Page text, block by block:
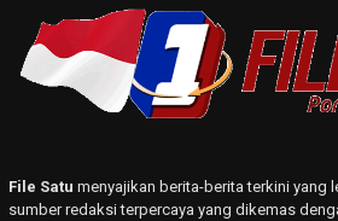
File Satu menyajikan berita-berita terkini yang
sumber redaksi terpercaya yang dikemas